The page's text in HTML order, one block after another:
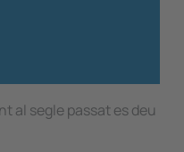
al segle passat es deu